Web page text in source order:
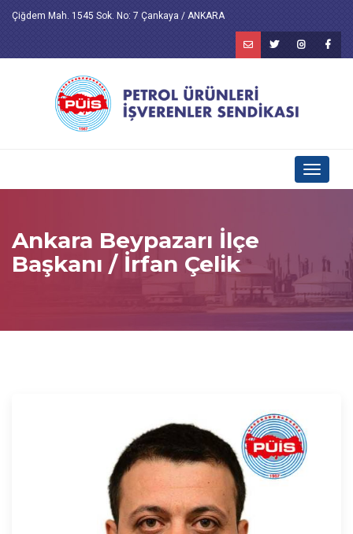
Çiğdem Mah. 1545 Sok. No: 7 Çankaya / ANKARA
Toggle
Ankara Beypazarı İlçe
Başkanı / İrfan Çelik